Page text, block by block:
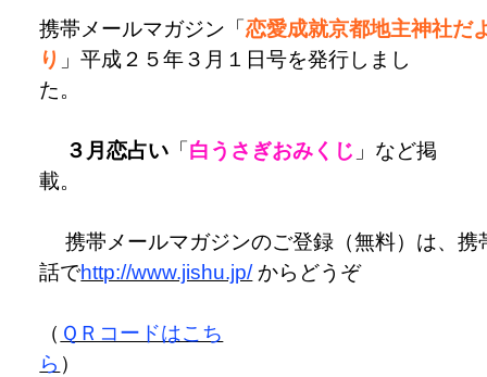
携帯メールマガジン「恋愛成就京都地主神社だ
り 」平成２５年３月１日号を発行しまし
３月恋占い 「白うさぎおみくじ 」など掲
携帯メールマガジンのご登録（無料）は、携
話でhttp://www.jishu.jp/からどうぞ
（ ＱＲコードはこち
ら